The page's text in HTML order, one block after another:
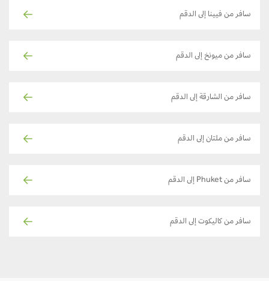
سافر من فيينا إلى الدقم
سافر من ميونخ إلى الدقم
سافر من الشارقة إلى الدقم
سافر من ملتان إلى الدقم
سافر من Phuket إلى الدقم
سافر من كاليكوت إلى الدقم